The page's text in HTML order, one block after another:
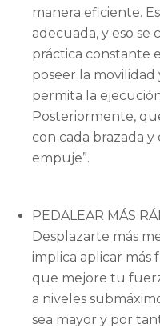
manera eficiente.
adecuada, y eso se
práctica constante
poseer la
permita la
Posteriormente,
con cada brazada y
empuje”.
PEDALEAR MÁS
Desplazarte más
implica aplicar más
que mejore tu
a niveles
sea mayor y por